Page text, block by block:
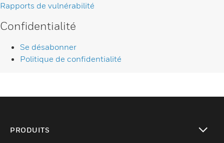
Rapports de vulnérabilité
Confidentialité
Se désabonner
Politique de confidentialité
PRODUITS